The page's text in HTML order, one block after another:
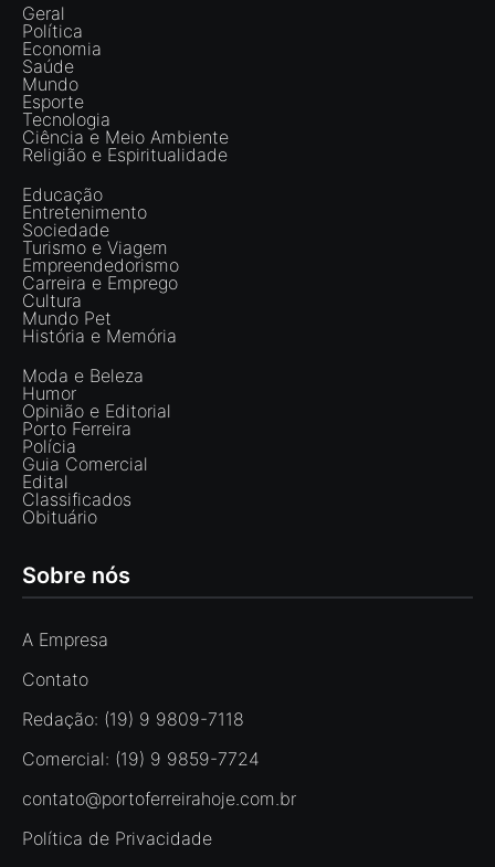
Geral
Política
Economia
Saúde
Mundo
Esporte
Tecnologia
Ciência e Meio Ambiente
Religião e Espiritualidade
Educação
Entretenimento
Sociedade
Turismo e Viagem
Empreendedorismo
Carreira e Emprego
Cultura
Mundo Pet
História e Memória
Moda e Beleza
Humor
Opinião e Editorial
Porto Ferreira
Polícia
Guia Comercial
Edital
Classificados
Obituário
Sobre nós
A Empresa
Contato
Redação: (19) 9 9809-7118
Comercial: (19) 9 9859-7724
contato@portoferreirahoje.com.br
Política de Privacidade